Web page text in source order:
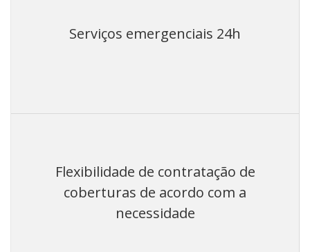
Serviços emergenciais 24h
Flexibilidade de contratação de
coberturas de acordo com a
necessidade